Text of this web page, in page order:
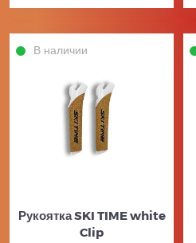
В наличии
Рукоятка SKI TIME white
Clip